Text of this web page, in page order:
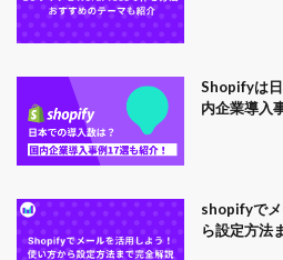
Shopifyは
内企業導入
shopifyでメ
ら設定方法